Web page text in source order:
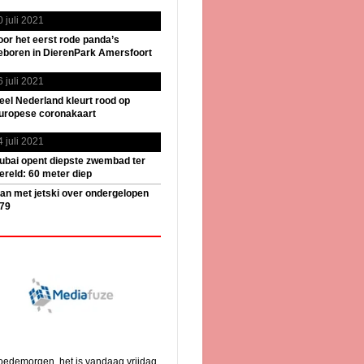
juli 2021
het eerst rode panda’s
in DierenPark Amersfoort
juli 2021
Nederland kleurt rood op
coronakaart
juli 2021
opent diepste zwembad ter
60 meter diep
met jetski over ondergelopen
het is vandaag vrijdag